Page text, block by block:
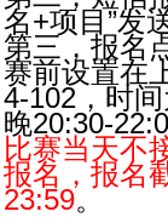
名+项目”发
第三，报名
赛前设置在
4-102，时
晚20:30-
比赛当天不
报名，报名
23:59。